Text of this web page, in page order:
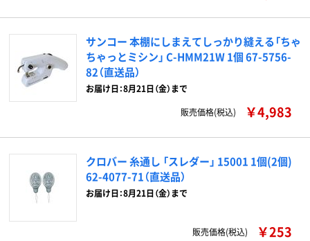
サンコー 本棚にしまえてしっかり縫える「ちゃ
ちゃっとミシン」 C-HMM21W 1個 67-5756-
82（直送品）
お届け日：8月21日（金）まで
販売価格(税込)
￥4,983
クロバー 糸通し 「スレダー」 15001 1個(2個)
62-4077-71（直送品）
お届け日：8月21日（金）まで
販売価格(税込) ￥253